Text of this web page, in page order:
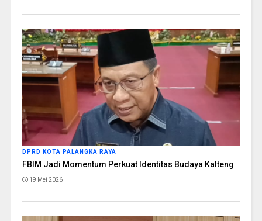
DPRD KOTA PALANGKA RAYA
FBIM Jadi Momentum Perkuat Identitas Budaya Kalteng
19 Mei 2026